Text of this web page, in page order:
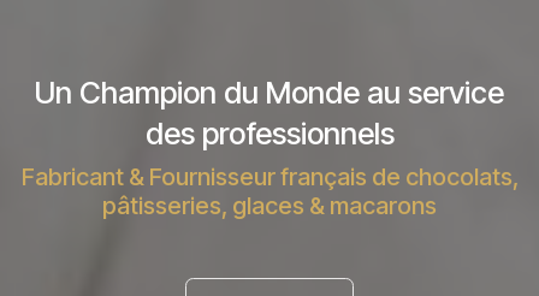
Un Champion du Monde au service
des professionnels
Fabricant & Fournisseur français de chocolats,
pâtisseries, glaces & macarons